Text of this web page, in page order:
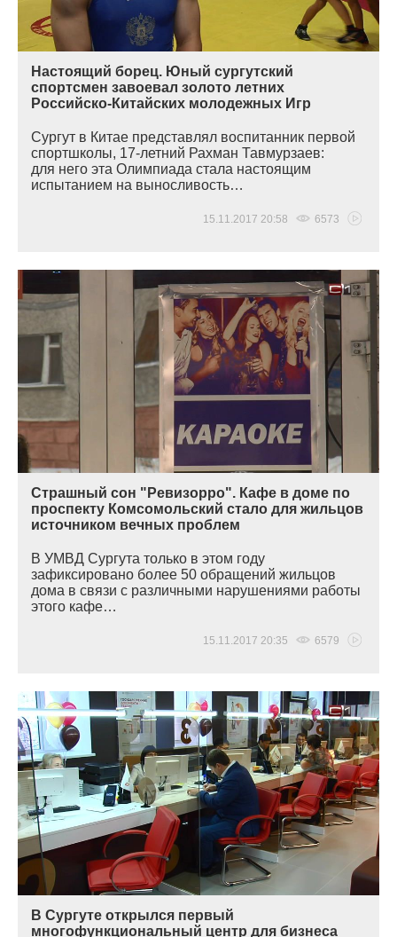
Настоящий борец. Юный сургутский
спортсмен завоевал золото летних
Российско-Китайских молодежных Игр
Сургут в Китае представлял воспитанник первой
спортшколы, 17-летний Рахман Тавмурзаев:
для него эта Олимпиада стала настоящим
испытанием на выносливость…
15.11.2017 20:58 6573
Страшный сон "Ревизорро". Кафе в доме по
проспекту Комсомольский стало для жильцов
источником вечных проблем
В УМВД Сургута только в этом году
зафиксировано более 50 обращений жильцов
дома в связи с различными нарушениями работы
этого кафе…
15.11.2017 20:35 6579
В Сургуте открылся первый
многофункциональный центр для бизнеса